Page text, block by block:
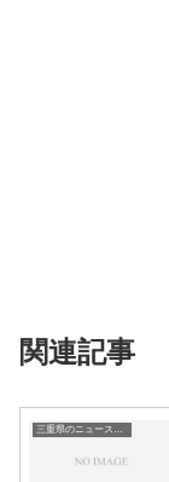
関連記事
三重県のニュース一覧